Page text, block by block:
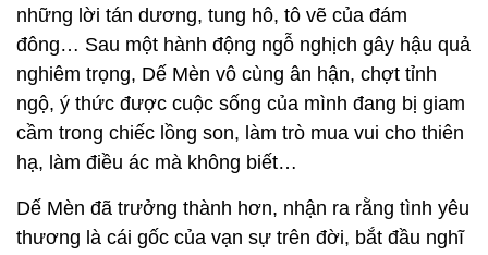
những lời tán dương, tung hô, tô vẽ của đám
đông… Sau một hành động ngỗ nghịch gây hậu quả
nghiêm trọng, Dế Mèn vô cùng ân hận, chợt tỉnh
ngộ, ý thức được cuộc sống của mình đang bị giam
cầm trong chiếc lồng son, làm trò mua vui cho thiên
hạ, làm điều ác mà không biết…
Dế Mèn đã trưởng thành hơn, nhận ra rằng tình yêu
thương là cái gốc của vạn sự trên đời, bắt đầu nghĩ